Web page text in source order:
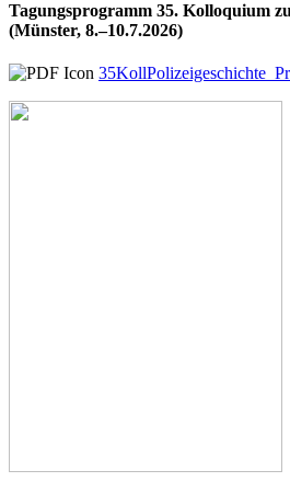
Tagungsprogramm 35. Kolloquium
(Münster, 8.–10.7.2026)